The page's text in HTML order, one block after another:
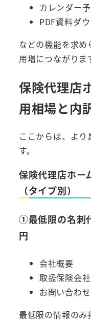
カレンダー
PDF資料ダ
などの機能を求
用増につながりま
保険代理店
用相場と内
ここからは、よ
す。
保険代理店ホー
（タイプ別）
①最低限の名刺
円
会社概要
取扱保険会
お問い合わ
最低限の情報のみ